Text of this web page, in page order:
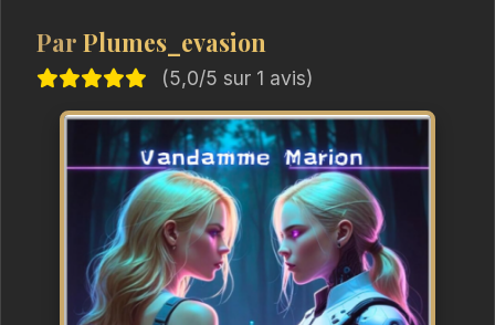
Par Plumes_evasion
(5,0/5 sur 1 avis)